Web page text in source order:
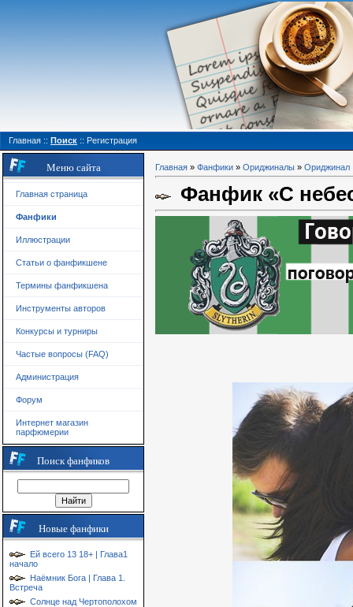
Главная :: Поиск :: Регистрация
Меню сайта
Главная страница
Фанфики
Иллюстрации
Статьи о фанфикшене
Термины фанфикшена
Инструменты авторов
Конкурсы и турниры
Частые вопросы (FAQ)
Администрация
Форум
Интернет магазин
парфюмерии
Поиск фанфиков
Новые фанфики
Ей всего 13 18+ | Глава1
начало
Наёмник Бога | Глава 1.
Встреча
Солнце над Чертополохом
Главная » Фанфики » Ориджиналы » Ориджинал
Фанфик «С